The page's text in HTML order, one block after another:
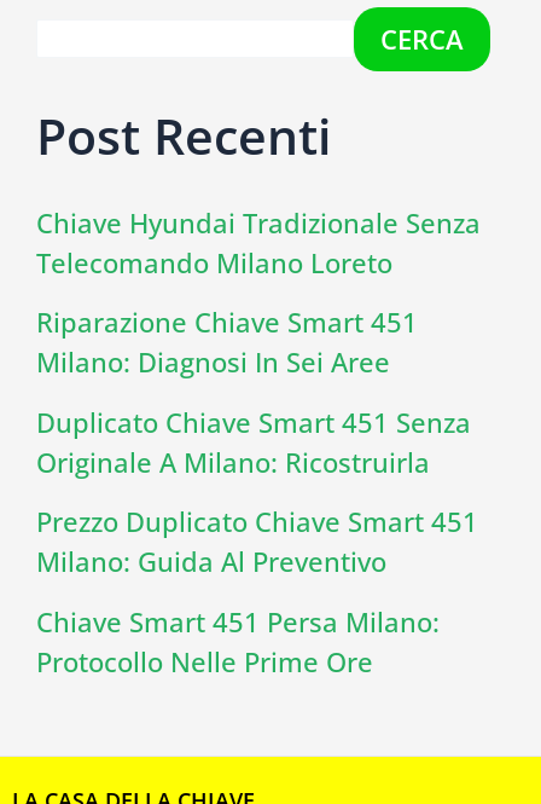
CERCA
Post Recenti
Chiave Hyundai Tradizionale Senza
Telecomando Milano Loreto
Riparazione Chiave Smart 451
Milano: Diagnosi In Sei Aree
Duplicato Chiave Smart 451 Senza
Originale A Milano: Ricostruirla
Prezzo Duplicato Chiave Smart 451
Milano: Guida Al Preventivo
Chiave Smart 451 Persa Milano:
Protocollo Nelle Prime Ore